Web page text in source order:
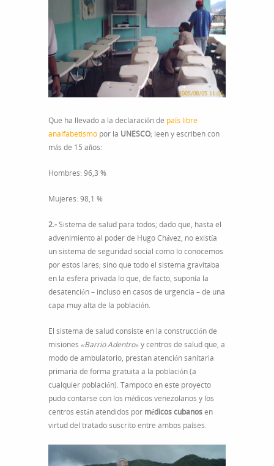
Que ha llevado a la declaración de país libre
analfabetismo por la UNESCO; leen y escriben con
más de 15 años:
Hombres: 96,3 %
Mujeres: 98,1 %
2.-Sistema de salud para todos; dado que, hasta el
advenimiento al poder de Hugo Chávez, no existía
un sistema de seguridad social como lo conocemos
por estos lares; sino que todo el sistema gravitaba
en la esfera privada lo que, de facto, suponía la
desatención – incluso en casos de urgencia – de una
capa muy alta de la población.
El sistema de salud consiste en la construcción de
misiones «Barrio Adentro»y centros de salud que, a
modo de ambulatorio, prestan atención sanitaria
primaria de forma gratuita a la población (a
cualquier población). Tampoco en este proyecto
pudo contarse con los médicos venezolanos y los
centros están atendidos por médicos cubanosen
virtud del tratado suscrito entre ambos países.